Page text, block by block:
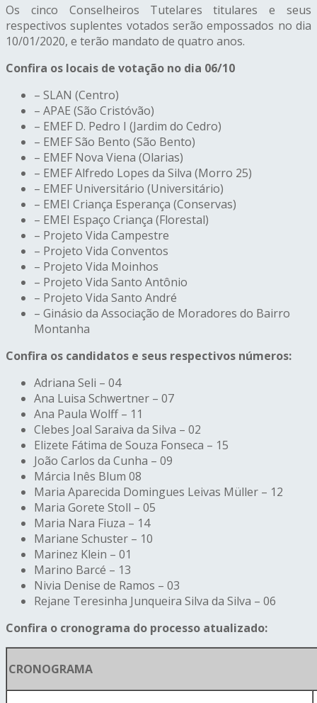
Os cinco Conselheiros Tutelares titulares e seus
respectivos suplentes votados serão empossados no dia
10/01/2020, e terão mandato de quatro anos.
Confira os locais de votação no dia 06/10
– SLAN (Centro)
– APAE (São Cristóvão)
– EMEF D. Pedro I (Jardim do Cedro)
– EMEF São Bento (São Bento)
– EMEF Nova Viena (Olarias)
– EMEF Alfredo Lopes da Silva (Morro 25)
– EMEF Universitário (Universitário)
– EMEI Criança Esperança (Conservas)
– EMEI Espaço Criança (Florestal)
– Projeto Vida Campestre
– Projeto Vida Conventos
– Projeto Vida Moinhos
– Projeto Vida Santo Antônio
– Projeto Vida Santo André
– Ginásio da Associação de Moradores do Bairro
Montanha
Confira os candidatos e seus respectivos números:
Adriana Seli – 04
Ana Luisa Schwertner – 07
Ana Paula Wolff – 11
Clebes Joal Saraiva da Silva – 02
Elizete Fátima de Souza Fonseca – 15
João Carlos da Cunha – 09
Márcia Inês Blum 08
Maria Aparecida Domingues Leivas Müller – 12
Maria Gorete Stoll – 05
Maria Nara Fiuza – 14
Mariane Schuster – 10
Marinez Klein – 01
Marino Barcé – 13
Nivia Denise de Ramos – 03
Rejane Teresinha Junqueira Silva da Silva – 06
Confira o cronograma do processo atualizado:
CRONOGRAMA